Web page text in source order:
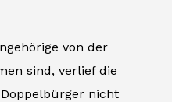
von der
sind, verlief die
nicht